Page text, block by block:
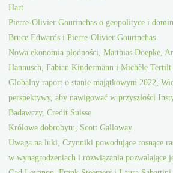
Hart
Pierre-Olivier Gourinchas o geopolityce i
Bruce Edwards i Pierre-Olivier Gourinchas
Nowa ekonomia płodności, Matthias Doepke,
Hannusch, Fabian Kindermann i Michèle Tertilt
Globalny raport o stanie majątkowym 2022,
perspektywy, aby nawigować w przyszłości
Badawczy, Credit Suisse
Królowe dobrobytu, Scott Galloway
Uwaga na luki, Czynniki powodujące rosnące
w wynagrodzeniach i rozwiązania pozwalające